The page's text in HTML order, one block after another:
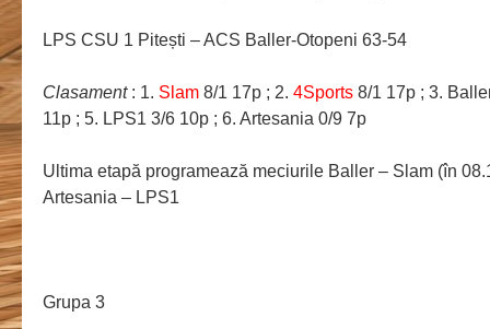
LPS CSU 1 Pitești – ACS Baller-Otopeni 63-54
Clasament: 1. Slam8/1 17p ; 2. 4Sports8/1 17p ; 3.
11p ; 5. LPS1 3/6 10p ; 6. Artesania 0/9 7p
Ultima etapă programează meciurile Baller – Slam (în
Artesania – LPS1
Grupa 3